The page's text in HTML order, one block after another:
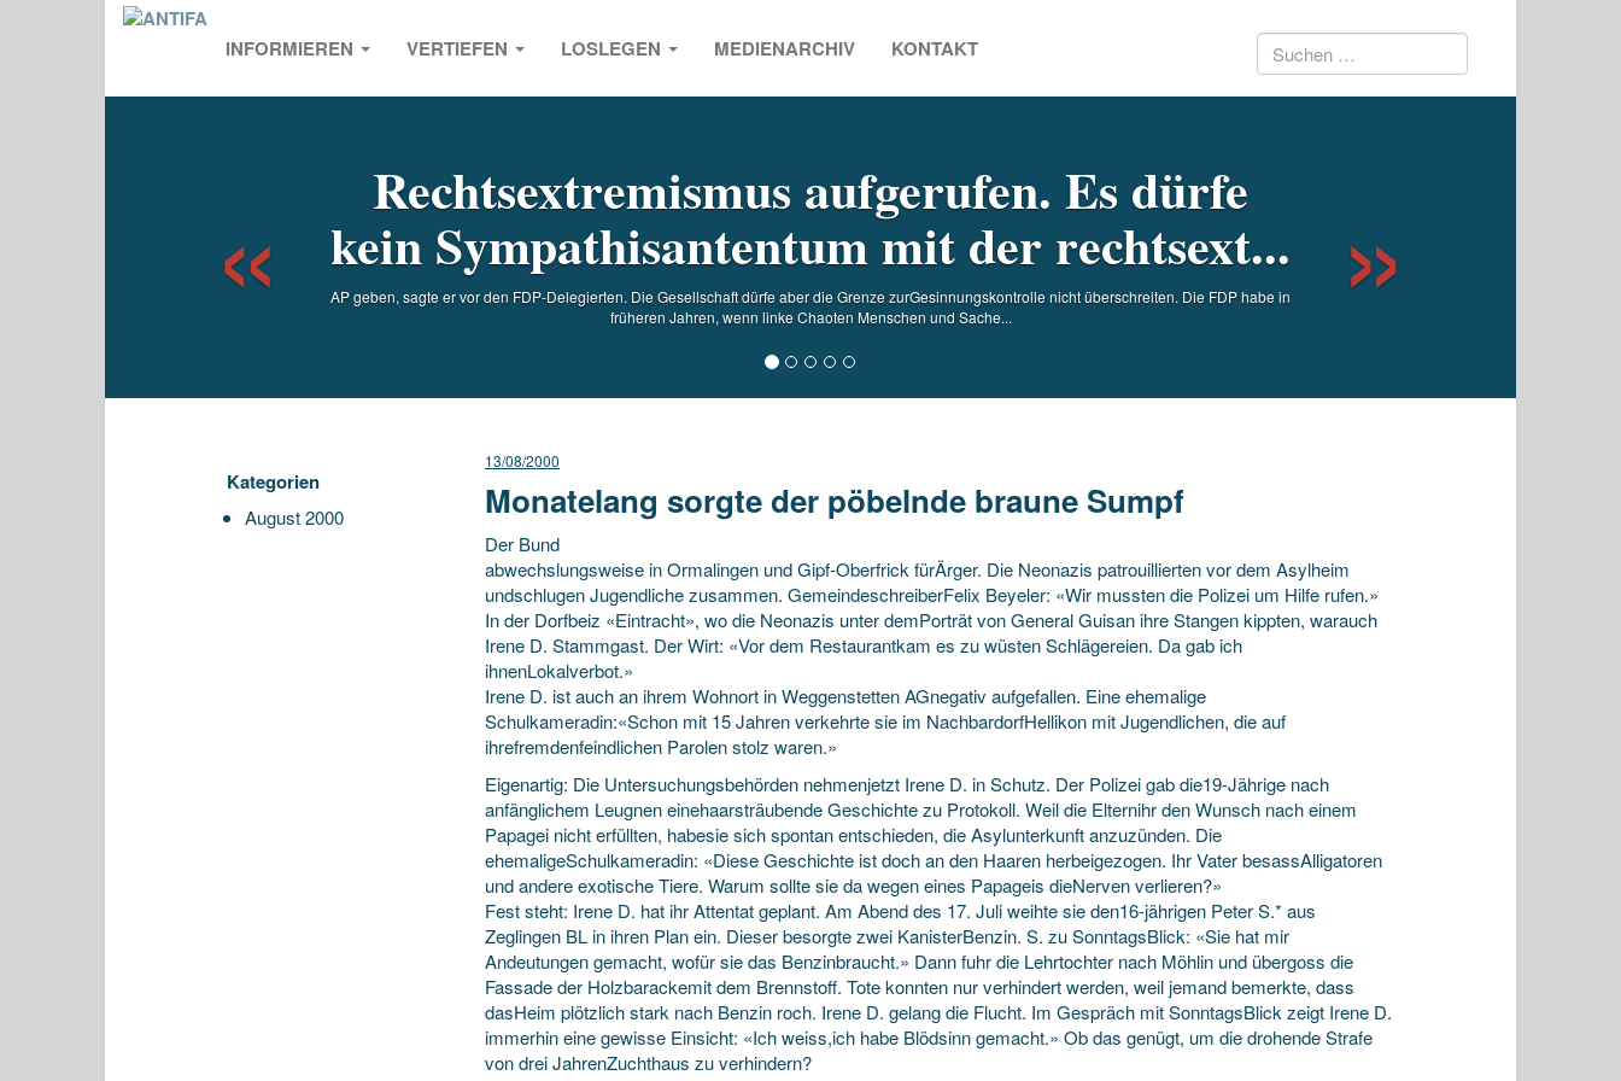
INFORMIEREN VERTIEFEN LOSLEGEN MEDIENARCHIV KONTAKT Suchen
Rechtsextremismus aufgerufen. Es dürfe
kein Sympathisantentum mit der rechtsext...
AP geben, sagte er vor den FDP-Delegierten. Die Gesellschaft dürfe aber die Grenze zurGesinnungskontrolle nicht überschreiten. Die FDP habe in
früheren Jahren, wenn linke Chaoten Menschen und Sache...
Previous
Kategorien
August 2000
13/08/2000
Monatelang sorgte der pöbelnde braune Sumpf
Der Bund
abwechslungsweise in Ormalingen und Gipf-Oberfrick fürÄrger. Die Neonazis patrouillierten vor dem Asylheim
undschlugen Jugendliche zusammen. GemeindeschreiberFelix Beyeler: «Wir mussten die Polizei um Hilfe rufen.»
In der Dorfbeiz «Eintracht», wo die Neonazis unter demPorträtvon General Guisan ihre Stangen kippten, warauch
Irene D. Stammgast. Der Wirt: «Vor dem Restaurantkam es zu wüsten Schlägereien. Da gab ich
ihnenLokalverbot.»
Irene D. ist auch an ihrem Wohnort in Weggenstetten AGnegativ aufgefallen. Eine ehemalige
Schulkameradin:«Schon mit 15 Jahren verkehrte sie im NachbardorfHellikon mit Jugendlichen, die auf
ihrefremdenfeindlichen Parolen stolz waren.»
Eigenartig: Die Untersuchungsbehörden nehmenjetzt Irene D. in Schutz. Der Polizei gab die19-Jährige nach
anfänglichem Leugnen einehaarsträubende Geschichte zu Protokoll. Weil die Elternihr den Wunsch nach einem
Papagei nicht erfüllten, habesie sich spontan entschieden, die Asylunterkunft anzuzünden. Die
ehemaligeSchulkameradin: «Diese Geschichte ist doch an den Haaren herbeigezogen. Ihr Vater besassAlligatoren
und andere exotische Tiere. Warum sollte sie da wegen eines Papageis dieNerven verlieren?»
Fest steht: Irene D. hat ihr Attentat geplant. Am Abend des 17. Juli weihte sie den16-jährigen Peter S.* aus
Zeglingen BL in ihren Plan ein. Dieser besorgte zwei KanisterBenzin. S. zu SonntagsBlick: «Sie hat mir
Andeutungen gemacht, wofür sie das Benzinbraucht.» Dann fuhr die Lehrtochter nach Möhlin und übergoss die
Fassade der Holzbarackemit dem Brennstoff. Tote konnten nur verhindert werden, weil jemand bemerkte, dass
dasHeim plötzlich stark nach Benzin roch. Irene D. gelang die Flucht. Im Gespräch mit SonntagsBlick zeigt Irene D.
immerhin eine gewisse Einsicht: «Ich weiss,ich habe Blödsinn gemacht.» Ob das genügt, um die drohende Strafe
von drei JahrenZuchthaus zu verhindern?